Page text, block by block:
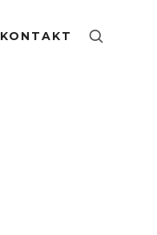
KONTAKT